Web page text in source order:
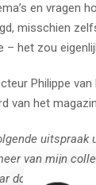
en vragen
misschien
– het zou
Philippe
van het
uitspraak
van mijn
docentschap